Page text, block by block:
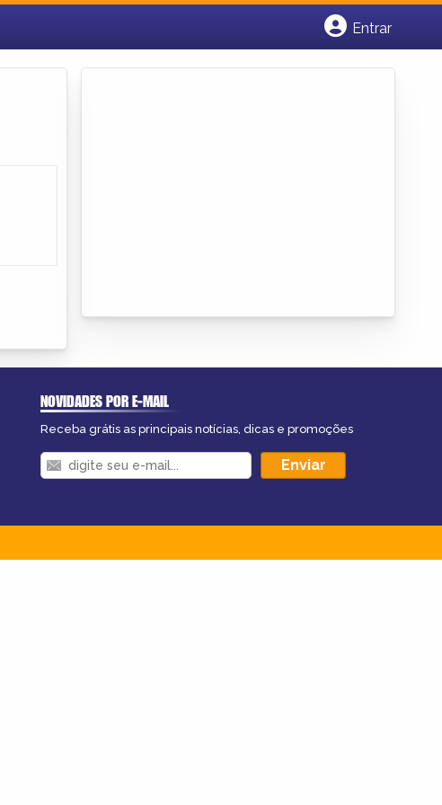
Entrar
NOVIDADES POR E-MAIL
Receba grátis as principais notícias, dicas e promoções